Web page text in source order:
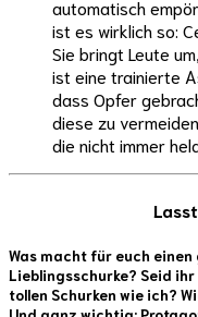
automatisch
ist es wirklich so:
Sie bringt Leute
ist eine trainierte
dass Opfer
diese zu
die nicht immer
Was macht für euch einen
Lieblingsschurke? Seid
tollen Schurken wie ich?